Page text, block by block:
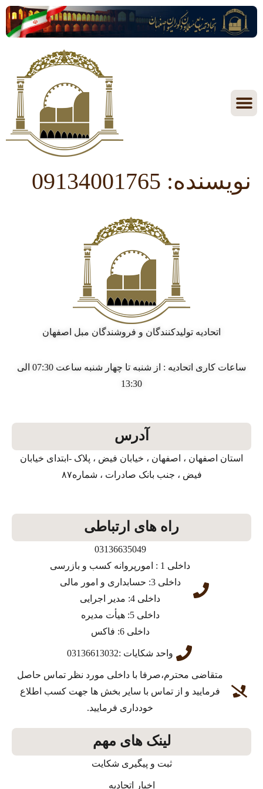
نویسنده: 09134001765
اتحادیه تولیدکنندگان و فروشندگان مبل اصفهان
ساعات کاری اتحادیه : از شنبه تا چهار شنبه ساعت 07:30 الی
13:30
آدرس
استان اصفهان ، اصفهان ، خیابان فیض ، پلاک -ابتدای خیابان
فیض ، جنب بانک صادرات ، شماره۸۷
راه های ارتباطی
03136635049
داخلی 1 : امورپروانه کسب و بازرسی
داخلی 3: حسابداری و امور مالی
داخلی 4: مدیر اجرایی
داخلی 5: هیأت مدیره
داخلی 6: فاکس
واحد شکایات :03136613032
متقاضی محترم،صرفا با داخلی مورد نظر تماس حاصل
فرمایید و از تماس با سایر بخش ها جهت کسب اطلاع
خودداری فرمایید.
لینک های مهم
ثبت و پیگیری شکایت
اخبار اتحادیه